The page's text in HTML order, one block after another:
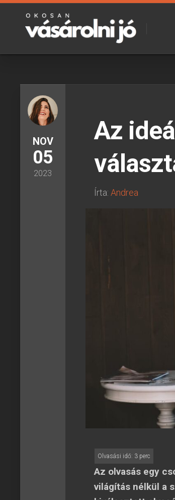
Skip
content
NOV
05
2023
Az
Írta: Andrea
Az olvasás egy
világítás nélkül a